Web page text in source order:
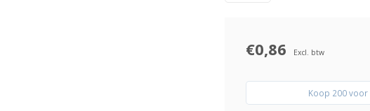
€0,86 Excl. btw
Koop 200 voor